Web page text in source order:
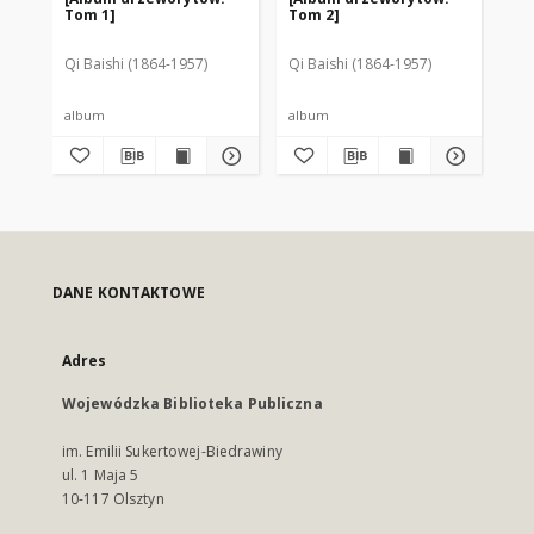
Tom 1]
Qi Baishi (1864-1957)
album
Tom 2]
Qi Baishi (1864-1957)
album
DANE KONTAKTOWE
Adres
Wojewódzka Biblioteka Publiczna
im. Emilii Sukertowej-Biedrawiny
ul. 1 Maja 5
10-117 Olsztyn